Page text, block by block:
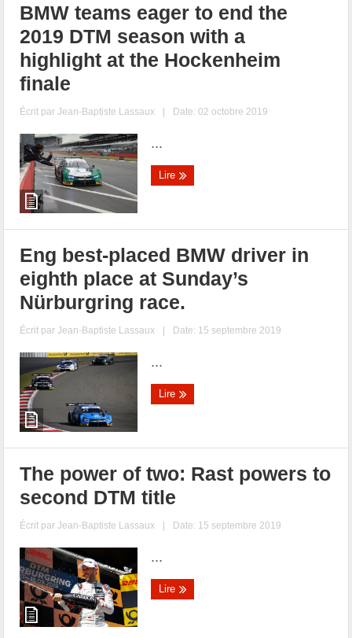
BMW teams eager to end the
2019 DTM season with a
highlight at the Hockenheim
finale
Écrit parJean-Baptiste Lassaux | Date: 02 octobre 2019
...
Lire
Eng best-placed BMW driver in
eighth place at Sunday’s
Nürburgring race.
Écrit parJean-Baptiste Lassaux | Date: 15 septembre 2019
...
Lire
The power of two: Rast powers to
second DTM title
Écrit parJean-Baptiste Lassaux | Date: 15 septembre 2019
...
Lire